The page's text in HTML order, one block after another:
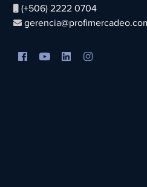
(+506) 2222 0704